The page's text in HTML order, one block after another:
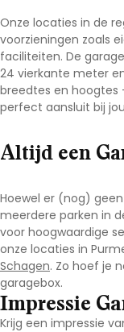
Onze locaties in de
voorzieningen zoals
faciliteiten. De
24 vierkante meter
breedtes en hoogtes
perfect aansluit bij
Altijd een
Hoewel er (nog)
meerdere parken in
voor hoogwaardige
onze locaties in
Schagen. Zo hoef je
garagebox.
Impressie
Krijg een impressie